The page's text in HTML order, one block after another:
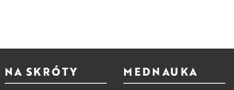
NA SKRÓTY MEDNAUKA